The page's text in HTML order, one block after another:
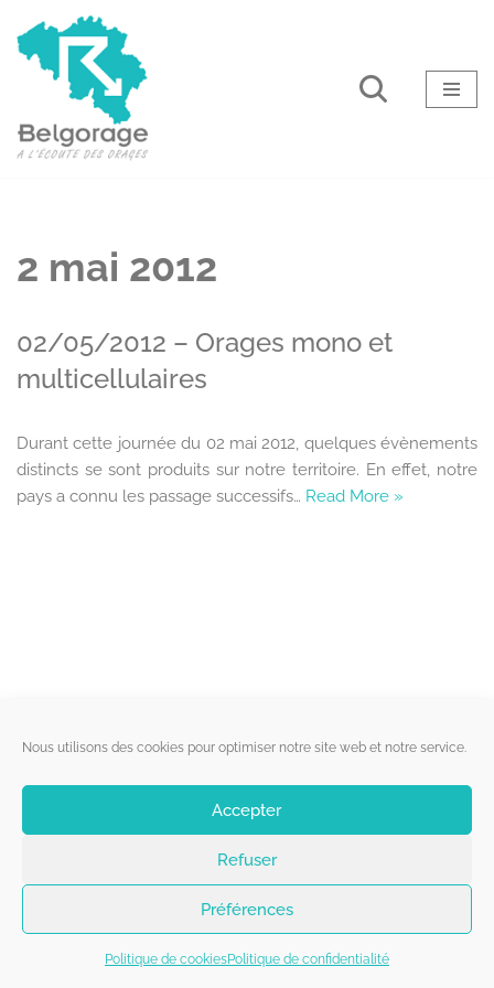
Nous utilisons des cookies pour optimiser notre site web et notre service.
Accepter
Refuser
Préférences
Politique de cookiesPolitique de confidentialité
Aller
2 mai 2012
02/05/2012 – Orages mono et
multicellulaires
Durant cette journée du 02 mai 2012, quelques évènements
distincts se sont produits sur notre territoire. En effet, notre
pays a connu les passage successifs… Read More »
Liens utiles
Qui sommes-nous ?
Politique de cookies
Copyright 2026 - Belgorage